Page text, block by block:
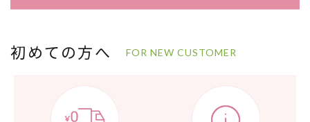
初めての方へ FOR NEW CUSTOMER